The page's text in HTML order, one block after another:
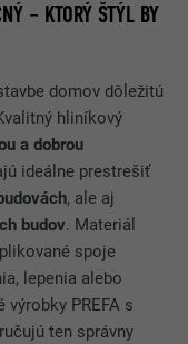
– KTORÝ ŠTÝL BY
domov dôležitú
hliníkový
a dobrou
ideálne prestrešiť
, ale aj
budov. Materiál
spoje
lepenia alebo
PREFA s
ten správny